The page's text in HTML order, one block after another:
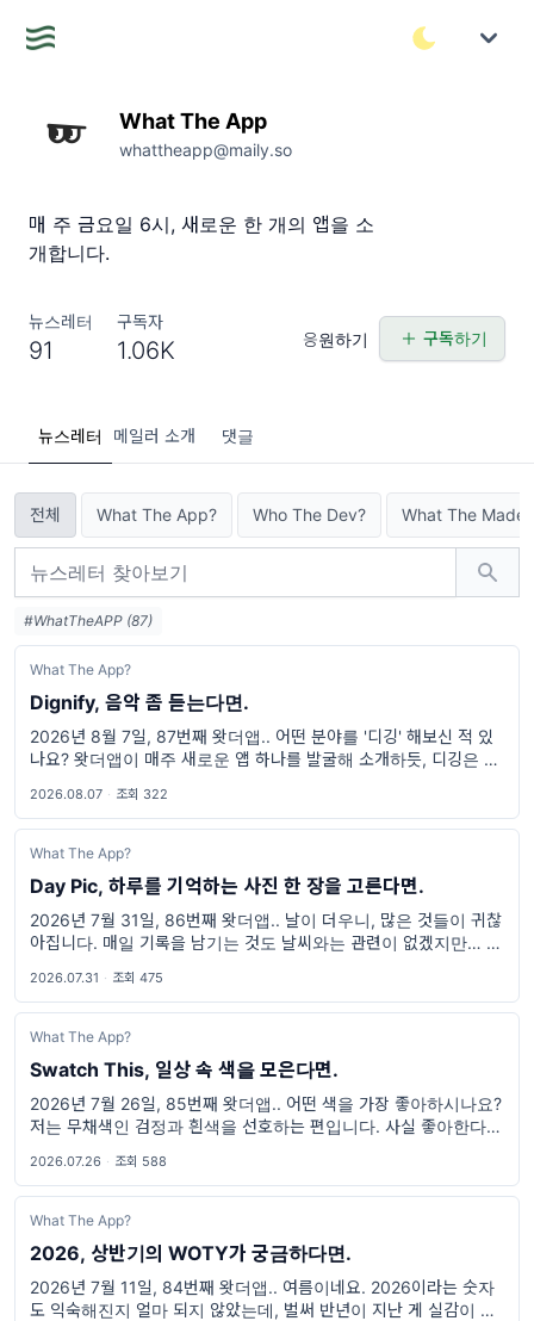
What The App
whattheapp@maily.so
매 주 금요일 6시, 새로운 한 개의 앱을 소
개합니다.
뉴스레터
91
구독자
1.06K 응원하기 구독하기
뉴스레터 메일러 소개 댓글
전체 What The App? Who The Dev? What The Made?
#WhatTheAPP (87)
What The App?
Dignify, 음악 좀 듣는다면.
2026년 8월 7일, 87번째 왓더앱.. 어떤 분야를 '디깅' 해보신 적 있
나요? 왓더앱이 매주 새로운 앱 하나를 발굴해 소개하듯, 디깅은 아직
새로운 앱을
2026.08.07 · 조회 322
What The App?
Day Pic, 하루를 기억하는 사진 한 장을 고른다면.
2026년 7월 31일, 86번째 왓더앱.. 날이 더우니, 많은 것들이 귀찮
아집니다. 매일 기록을 남기는 것도 날씨와는 관련이 없겠지만… 귀
기록의 필요성은
2026.07.31 · 조회 475
What The App?
Swatch This, 일상 속 색을 모은다면.
2026년 7월 26일, 85번째 왓더앱.. 어떤 색을 가장 좋아하시나요?
저는 무채색인 검정과 흰색을 선호하는 편입니다. 사실 좋아한다기보
두 색을 선호하
2026.07.26 · 조회 588
What The App?
2026, 상반기의 WOTY가 궁금하다면.
2026년 7월 11일, 84번째 왓더앱.. 여름이네요. 2026이라는 숫자
도 익숙해진지 얼마 되지 않았는데, 벌써 반년이 지난 게 실감이 나지